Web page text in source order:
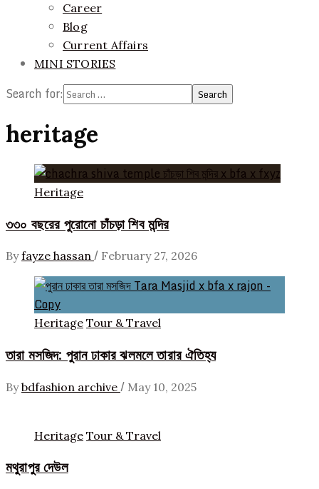
Career
Blog
Current Affairs
MINI STORIES
Search for:
heritage
Heritage
৩৩০ বছরের পুরোনো চাঁচড়া শিব মন্দির
By fayze hassan / February 27, 2026
Heritage Tour & Travel
তারা মসজিদ: পুরান ঢাকার ঝলমলে তারার ঐতিহ্য
By bdfashion archive / May 10, 2025
Heritage Tour & Travel
মথুরাপুর দেউল